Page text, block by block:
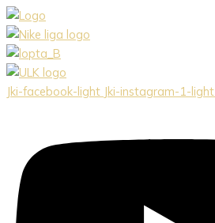
Preskočiť
na
obsah
Jki-facebook-light Jki-instagram-1-light